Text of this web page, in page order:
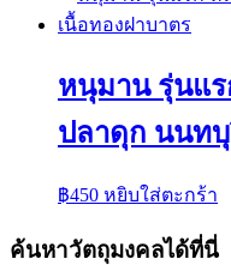
หนุมาน รุ่นแ
ปลาดุก นนทบุ
฿450 หยิบใส่ตะกร้า
ค้นหาวัตถุมงคลได้ที่นี่